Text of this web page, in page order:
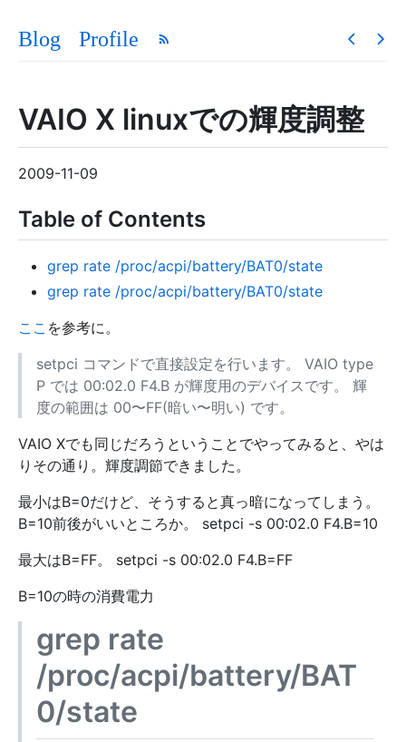
Blog Profile
VAIO X linuxでの輝度調整
2009-11-09
Table of Contents
grep rate /proc/acpi/battery/BAT0/state
grep rate /proc/acpi/battery/BAT0/state
ここ を参考に。
setpci コマンドで直接設定を行います。 VAIO type
P では 00:02.0 F4.B が輝度用のデバイスです。 輝
度の範囲は 00〜FF(暗い〜明い) です。
VAIO Xでも同じだろうということでやってみると、やは
りその通り。輝度調節できました。
最小はB=0だけど、そうすると真っ暗になってしまう。
B=10前後がいいところか。 setpci -s 00:02.0 F4.B=10
最大はB=FF。 setpci -s 00:02.0 F4.B=FF
B=10の時の消費電力
grep rate
/proc/acpi/battery/BAT
0/state